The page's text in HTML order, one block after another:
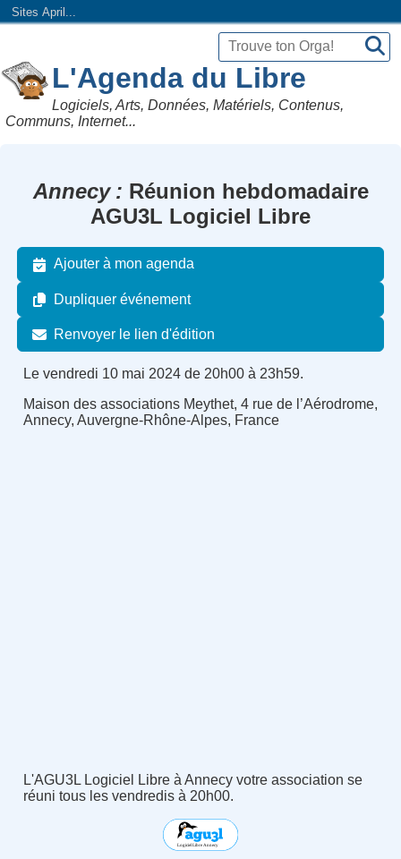
Sites April...
L'Agenda du Libre
Logiciels, Arts, Données, Matériels, Contenus,
Communs, Internet...
Annecy
Réunion hebdomadaire
AGU3L Logiciel Libre
Ajouter à mon agenda
Dupliquer événement
Renvoyer le lien d'édition
Le vendredi 10 mai 2024 de 20h00 à 23h59.
Maison des associations Meythet, 4 rue de l’Aérodrome,
Annecy, Auvergne-Rhône-Alpes, France
L'AGU3L Logiciel Libre à Annecy votre association se
réuni tous les vendredis à 20h00.